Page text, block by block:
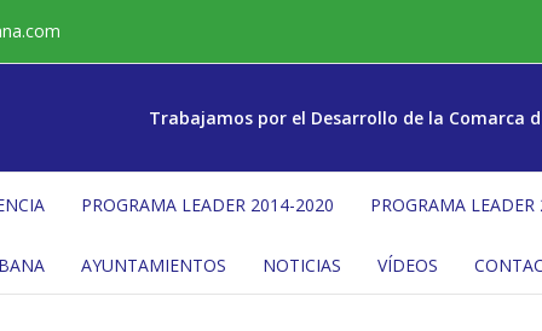
Trabajamos por el Desarrollo de la Comarca
PROGRAMA LEADER 2014-2020 PROGRAMA
AYUNTAMIENTOS NOTICIAS VÍDEOS